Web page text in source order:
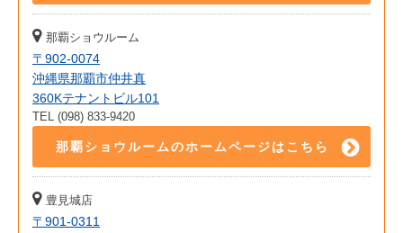
那覇ショウルーム
〒902-0074
沖縄県那覇市仲井真
360Kテナントビル101
TEL (098) 833-9420
那覇ショウルームのホームページはこちら
豊見城店
〒901-0311